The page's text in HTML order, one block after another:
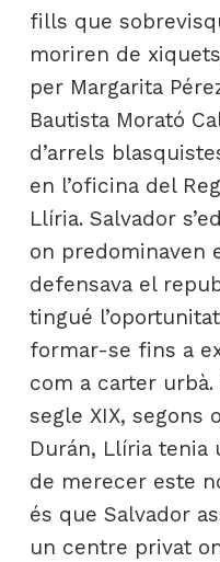
fills que
moriren de
per Margarita
Bautista Morató
d’arrels
en l’oficina del
Llíria. Salvador
on predominaven
defensava el
tingué
formar-se fins a
com a carter
segle XIX, segons
Durán, Llíria tenia
de merecer este
és que Salvador
un centre privat